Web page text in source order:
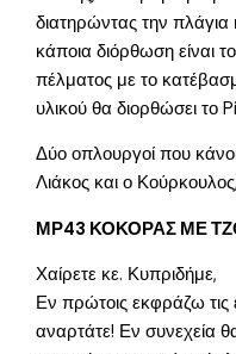
διατηρώντας την πλάγια
κάποια διόρθωση είναι
πέλματος με το
υλικού θα διορθώσει το
Δύο οπλουργοί που
Λιάκος και ο
ΜΡ43 ΚΟΚΟΡΑΣ ΜΕ
Χαίρετε κε. Κυπριδήμε,
Εν πρώτοις εκφράζω τις
αναρτάτε! Εν συνεχεία